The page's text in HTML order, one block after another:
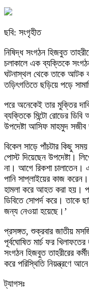
ছবি: সংগৃহীত
নিষিদ্ধ সংগঠন হিজবুত
চলাকালে এক ব্যক্তিকে
ঘটনাস্থল থেকে তাকে আটক
তড়িৎগতিতে ছড়িয়ে পড়ে
পরে অনেকেই তার মুক্তির
ব্যক্তিকে মিন্টো রোডের
উপদেষ্টা আসিফ মাহমুদ সজীব
বিকেল সাড়ে পাঁচটার কিছু
পোস্ট দিয়েছেন উপদেষ্টা।
না। আগে রিকশা চালাতেন।
পানি সাপ্লাইয়ের কাজ
হামলা করে আহত করা হয়।
ডিবিতে সোপর্দ করে। তাকে
জন্য নেওয়া হয়েছে।’
প্রসঙ্গত, শুক্রবার জাতীয়
পূর্বঘোষিত মার্চ ফর
সংগঠন হিজবুত তাহরীরের
করে পরিস্থিতি নিয়ন্ত্রণে
ট্যাগসঃ